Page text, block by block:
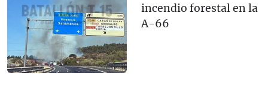
incendio forestal en la
A-66